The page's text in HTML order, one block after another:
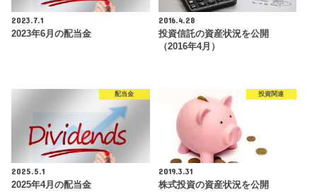
2023.7.1
2023年6月の配当金
2016.4.28
投資信託の資産状況を公開
（2016年4月）
配当金
2025.5.1
2025年4月の配当金
投資関連
2019.3.31
株式投資の資産状況を公開